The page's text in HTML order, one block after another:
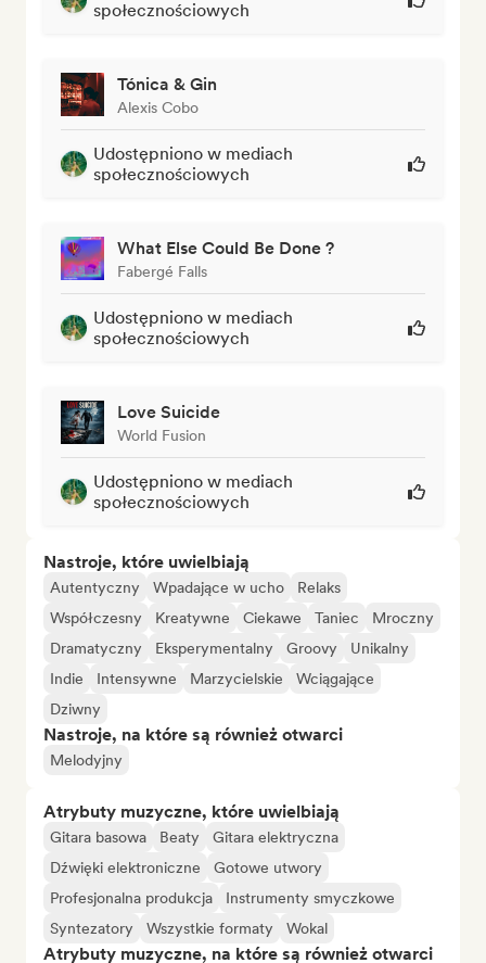
społecznościowych
Tónica & Gin
Alexis Cobo
Udostępniono w mediach
społecznościowych
What Else Could Be Done ?
Fabergé Falls
Udostępniono w mediach
społecznościowych
Love Suicide
World Fusion
Udostępniono w mediach
społecznościowych
Nastroje, które uwielbiają
Autentyczny Wpadające w ucho
Relaks
Współczesny
Kreatywne Ciekawe Taniec
Mroczny
Dramatyczny
Eksperymentalny Groovy
Unikalny
Indie
Intensywne Marzycielskie
Wciągające
Dziwny
Nastroje, na które są również otwarci
Melodyjny
Atrybuty muzyczne, które uwielbiają
Gitara basowa Beaty
Gitara elektryczna
Dźwięki elektroniczne
Gotowe utwory
Profesjonalna produkcja
Instrumenty smyczkowe
Syntezatory
Wszystkie formaty Wokal
Atrybuty muzyczne, na które są również otwarci